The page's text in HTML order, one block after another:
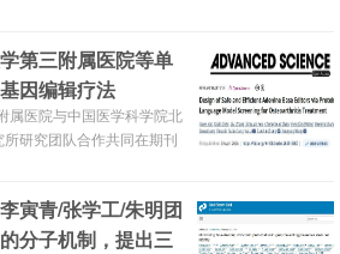
系统阐述了生物制剂在心
to bedside”的文章指
...
第三附属医院等单
因编辑疗法
属医院与中国医学科学院北
研究团队合作共同在期刊
研究论文，题为“Design of
Osteoarthritis
寅青/张学工/朱明团
分子机制，提出三